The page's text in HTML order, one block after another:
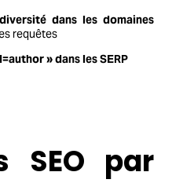
dans les domaines
requêtes
» dans les SERP
SEO par